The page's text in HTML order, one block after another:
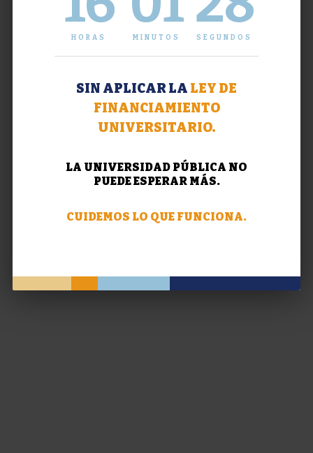
HORAS MINUTOS SEGUNDOS
SIN APLICAR LA LEY DE
FINANCIAMIENTO
UNIVERSITARIO.
LA UNIVERSIDAD PÚBLICA NO
PUEDE ESPERAR MÁS.
CUIDEMOS LO QUE FUNCIONA.